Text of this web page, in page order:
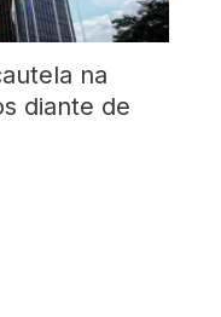
na
diante de